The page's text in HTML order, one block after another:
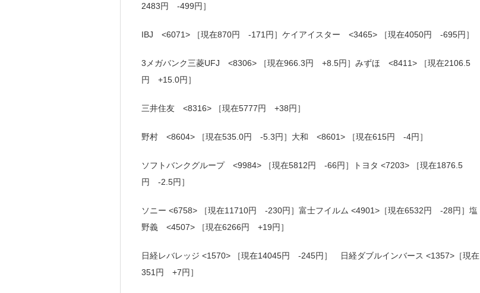
2483円 -499円］
IBJ <6071> ［現在870円 -171円］ケイアイスター <3465> ［現在4050円 -695円］
3メガバンク三菱UFJ <8306> ［現在966.3円 +8.5円］みずほ <8411> ［現在2106.5
円 +15.0円］
三井住友 <8316> ［現在5777円 +38円］
野村 <8604> ［現在535.0円 -5.3円］大和 <8601> ［現在615円 -4円］
ソフトバンクグループ <9984> ［現在5812円 -66円］トヨタ <7203> ［現在1876.5
円 -2.5円］
ソニー <6758> ［現在11710円 -230円］富士フイルム <4901>［現在6532円 -28円］塩
野義 <4507> ［現在6266円 +19円］
日経レバレッジ <1570> ［現在14045円 -245円］ 日経ダブルインバース <1357>［現在
351円 +7円］